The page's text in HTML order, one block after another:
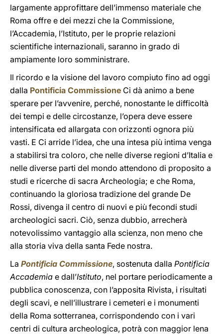
largamente approfittare dell’immenso materiale che
Roma offre e dei mezzi che la Commissione,
l’Accademia, l’Istituto, per le proprie relazioni
scientifiche internazionali, saranno in grado di
ampiamente loro somministrare.
Il ricordo e la visione del lavoro compiuto fino ad oggi
dalla Pontificia Commissione Ci dà animo a bene
sperare per l’avvenire, perché, nonostante le difficoltà
dei tempi e delle circostanze, l’opera deve essere
intensificata ed allargata con orizzonti ognora più
vasti. E Ci arride l’idea, che una intesa più intima venga
a stabilirsi tra coloro, che nelle diverse regioni d’Italia e
nelle diverse parti del mondo attendono di proposito a
studi e ricerche di sacra Archeologia; e che Roma,
continuando la gloriosa tradizione del grande De
Rossi, divenga il centro di nuovi e più fecondi studi
archeologici sacri. Ciò, senza dubbio, arrecherà
notevolissimo vantaggio alla scienza, non meno che
alla storia viva della santa Fede nostra.
La Pontificia Commissione, sostenuta dalla Pontificia
Accademia e dall’Istituto, nel portare periodicamente a
pubblica conoscenza, con l’apposita Rivista, i risultati
degli scavi, e nell’illustrare i cemeteri e i monumenti
della Roma sotterranea, corrispondendo con i vari
centri di cultura archeologica, potrà con maggior lena